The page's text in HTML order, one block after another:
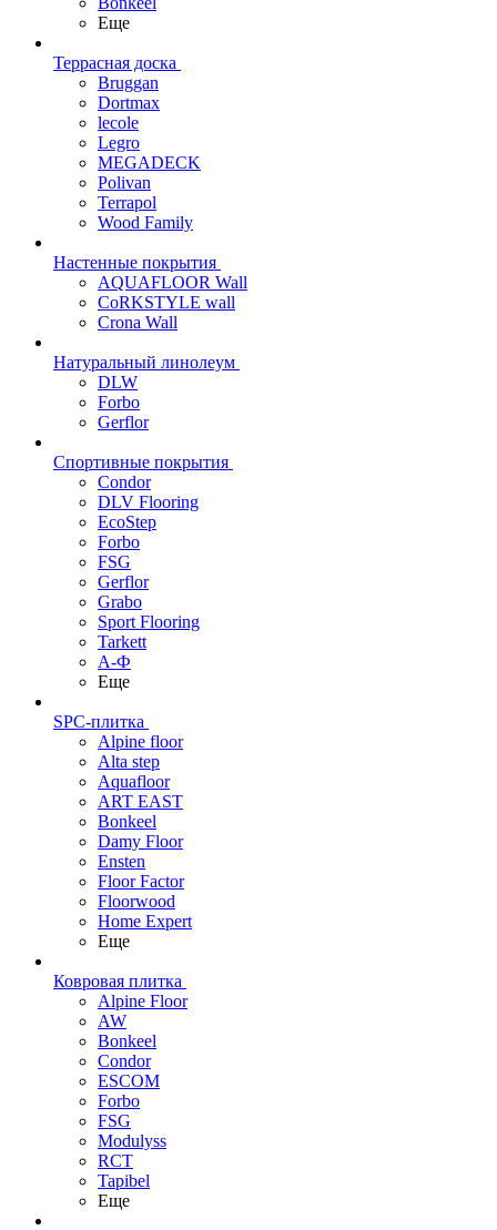
Еще
Террасная доска
Bruggan
Dortmax
lecole
Legro
MEGADECK
Polivan
Terrapol
Wood Family
Настенные покрытия
AQUAFLOOR Wall
CoRKSTYLE wall
Crona Wall
Натуральный линолеум
DLW
Forbo
Gerflor
Спортивные покрытия
Condor
DLV Flooring
EcoStep
Forbo
FSG
Gerflor
Grabo
Sport Flooring
Tarkett
А-Ф
Еще
SPC-плитка
Alpine floor
Alta step
Aquafloor
ART EAST
Bonkeel
Damy Floor
Ensten
Floor Factor
Floorwood
Home Expert
Еще
Ковровая плитка
Alpine Floor
AW
Bonkeel
Condor
ESCOM
Forbo
FSG
Modulyss
RCT
Tapibel
Еще